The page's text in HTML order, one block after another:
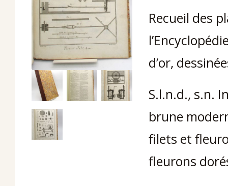
Recueil des
d’or,
S.l.n.d., s.n.
brune
filets et
fleurons